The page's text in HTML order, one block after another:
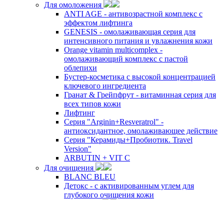
Для омоложения
ANTI AGE - антивозрастной комплекс с
эффектом лифтинга
GENESIS - омолаживающая серия для
интенсивного питания и увлажнения кожи
Orange vitamin multicomplex -
омолаживающий комплекс с пастой
облепихи
Бустер-косметика с высокой концентрацией
ключевого ингредиента
Гранат & Грейпфрут - витаминная серия для
всех типов кожи
Лифтинг
Серия "Arginin+Resveratrol" -
антиоксидантное, омолаживающее действие
Серия "Керамиды+Пробиотик. Travel
Version"
ARBUTIN + VIT C
Для очищения
BLANC BLEU
Детокс - с активированным углем для
глубокого очищения кожи